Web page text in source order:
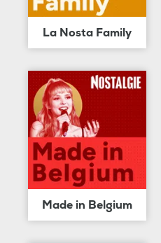
La Nosta Family
Made in Belgium